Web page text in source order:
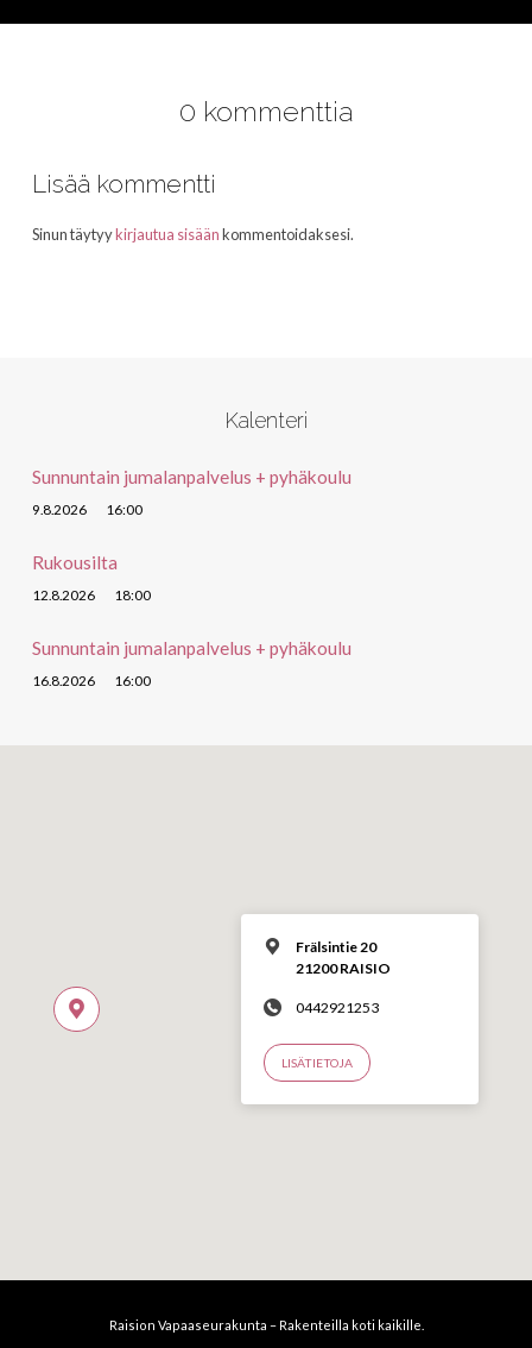
0 kommenttia
Lisää kommentti
Sinun täytyykirjautua sisäänkommentoidaksesi.
Kalenteri
Sunnuntain jumalanpalvelus + pyhäkoulu
9.8.2026 16:00
Rukousilta
12.8.2026 18:00
Sunnuntain jumalanpalvelus + pyhäkoulu
16.8.2026 16:00
Frälsintie 20
21200 RAISIO
0442921253
LISÄTIETOJA
Raision Vapaaseurakunta – Rakenteilla koti kaikille.